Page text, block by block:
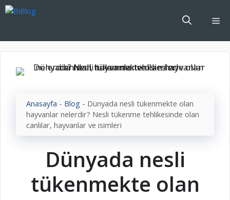
İçeriğe
Anasayfa - Blog - Dünyada nesli tükenmekte olan
hayvanlar nelerdir? Nesli tükenme tehlikesinde olan
canlılar, hayvanlar ve isimleri
Dünyada nesli
tükenmekte olan